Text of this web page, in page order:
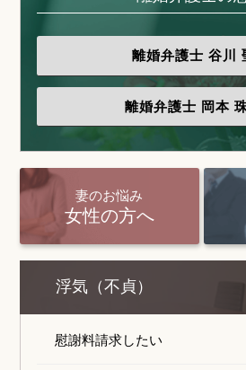
離婚弁護士 谷川
離婚弁護士 岡本
妻のお悩み
女性の方へ
浮気（不貞）
慰謝料請求したい